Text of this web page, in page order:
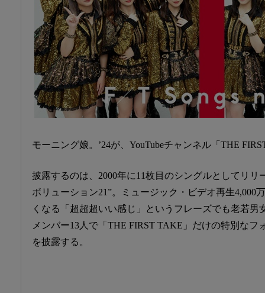
モーニング娘。’24が、YouTubeチャンネル「THE
披露するのは、2000年に11枚目のシングルとしてリリ
ボリューション21”。ミュージック・ビデオ再生4,000
くなる「超超超いい感じ」というフレーズでも老若男
メンバー13人で「THE FIRST TAKE」だけの特別なフ
を披露する。